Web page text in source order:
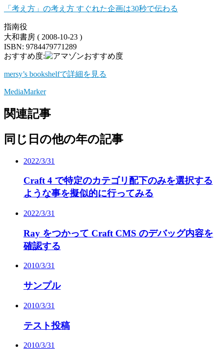
「考え方」の考え方 すぐれた企画は30秒で伝わる
指南役
大和書房 ( 2008-10-23 )
ISBN: 9784479771289
おすすめ度:
mersy’s bookshelfで詳細を見る
MediaMarker
関連記事
同じ日の他の年の記事
2022/3/31
Craft 4 で特定のカテゴリ配下のみを選択する
ような事を擬似的に行ってみる
2022/3/31
Ray をつかって Craft CMS のデバッグ内容を
確認する
2010/3/31
サンプル
2010/3/31
テスト投稿
2010/3/31